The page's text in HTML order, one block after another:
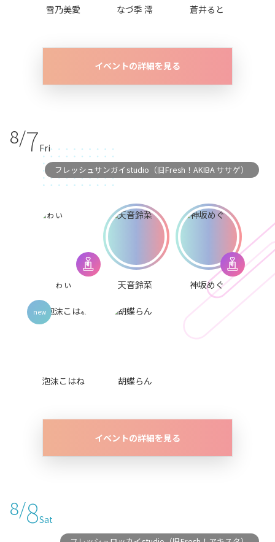
雪乃美愛 なづ季 澪 蒼井ると
イベントの詳細を見る
8/7Fri
フレッシュサンガイstudio（旧Fresh！AKIBA ササゲ）
ゎぃ 天音鈴菜 神坂めぐ
泡沫こはね 胡蝶らん
イベントの詳細を見る
8/8Sat